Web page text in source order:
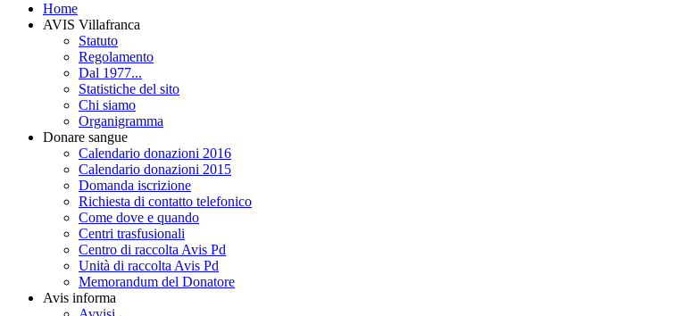
Home
AVIS Villafranca
Statuto
Regolamento
Dal 1977...
Statistiche del sito
Chi siamo
Organigramma
Donare sangue
Calendario donazioni 2016
Calendario donazioni 2015
Domanda iscrizione
Richiesta di contatto telefonico
Come dove e quando
Centri trasfusionali
Centro di raccolta Avis Pd
Unità di raccolta Avis Pd
Memorandum del Donatore
Avis informa